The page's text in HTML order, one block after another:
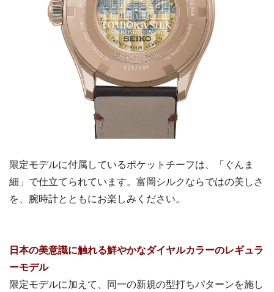
限定モデルに付属しているポケットチーフは、「ぐんま
細」で仕立てられています。富岡シルクならではの美しさ
を、腕時計とともにお楽しみください。
日本の美意識に触れる鮮やかなダイヤルカラーのレギュラ
ーモデル
限定モデルに加えて、同一の新規の型打ちパターンを施し